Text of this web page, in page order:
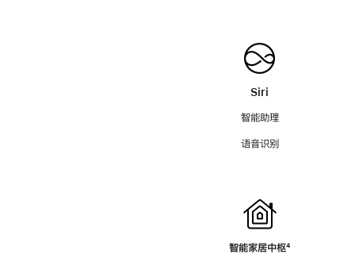
Siri
智能助理
语音识别
智能家居中枢脚
⁴